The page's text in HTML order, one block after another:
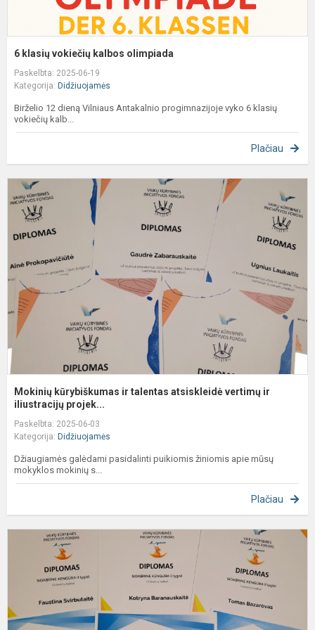
6 klasių vokiečių kalbos olimpiada
Paskelbta: 2025-06-19
Kategorija: Didžiuojamės
Birželio 12 dieną Vilniaus Antakalnio progimnazijoje vyko 6 klasių
vokiečių kalb...
Plačiau
Mokinių kūrybiškumas ir talentas atsiskleidė vertimų ir
iliustracijų projek...
Paskelbta: 2025-06-03
Kategorija: Didžiuojamės
Džiaugiamės galėdami pasidalinti puikiomis žiniomis apie mūsų
mokyklos mokinių s...
Plačiau